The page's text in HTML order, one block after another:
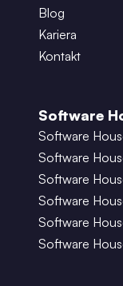
Blog
Kariera
Kontakt
Software
Software
Software
Software
Software
Software
Software